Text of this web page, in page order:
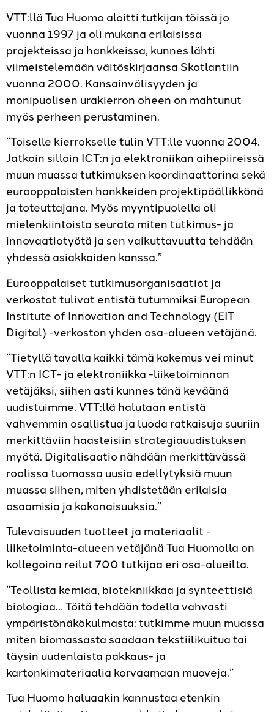
VTT:llä Tua Huomo aloitti tutkijan töissä jo
vuonna 1997 ja oli mukana erilaisissa
projekteissa ja hankkeissa, kunnes lähti
viimeistelemään väitöskirjaansa Skotlantiin
vuonna 2000. Kansainvälisyyden ja
monipuolisen urakierron oheen on mahtunut
myös perheen perustaminen.
”Toiselle kierrokselle tulin VTT:lle vuonna 2004.
Jatkoin silloin ICT:n ja elektroniikan aihepiireissä
muun muassa tutkimuksen koordinaattorina sekä
eurooppalaisten hankkeiden projektipäällikkönä
ja toteuttajana. Myös myyntipuolella oli
mielenkiintoista seurata miten tutkimus- ja
innovaatiotyötä ja sen vaikuttavuutta tehdään
yhdessä asiakkaiden kanssa.”
Eurooppalaiset tutkimusorganisaatiot ja
verkostot tulivat entistä tutummiksi European
Institute of Innovation and Technology (EIT
Digital) -verkoston yhden osa-alueen vetäjänä.
”Tietyllä tavalla kaikki tämä kokemus vei minut
VTT:n ICT- ja elektroniikka -liiketoiminnan
vetäjäksi, siihen asti kunnes tänä keväänä
uudistuimme. VTT:llä halutaan entistä
vahvemmin osallistua ja luoda ratkaisuja suuriin
merkittäviin haasteisiin strategiauudistuksen
myötä. Digitalisaatio nähdään merkittävässä
roolissa tuomassa uusia edellytyksiä muun
muassa siihen, miten yhdistetään erilaisia
osaamisia ja kokonaisuuksia.”
Tulevaisuuden tuotteet ja materiaalit -
liiketoiminta-alueen vetäjänä Tua Huomolla on
kollegoina reilut 700 tutkijaa eri osa-alueilta.
”Teollista kemiaa, biotekniikkaa ja synteettisiä
biologiaa… Töitä tehdään todella vahvasti
ympäristönäkökulmasta: tutkimme muun muassa
miten biomassasta saadaan tekstiilikuitua tai
täysin uudenlaista pakkaus- ja
kartonkimateriaalia korvaamaan muoveja.”
Tua Huomo haluaakin kannustaa etenkin